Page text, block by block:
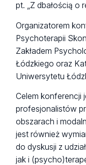
pt. „Z dbałością o
Organizatorem
Psychoterapii
Zakładem
Łódzkiego oraz
Uniwersytetu
Celem konferencji
profesjonalistów
obszarach i
jest również
do dyskusji z
jak i